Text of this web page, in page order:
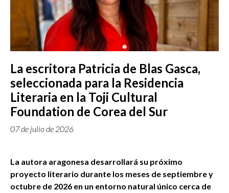
La escritora Patricia de Blas Gasca,
seleccionada para la Residencia
Literaria en la Toji Cultural
Foundation de Corea del Sur
07 de julio de 2026
La autora aragonesa desarrollará su próximo
proyecto literario durante los meses de septiembre y
octubre de 2026 en un entorno natural único cerca de